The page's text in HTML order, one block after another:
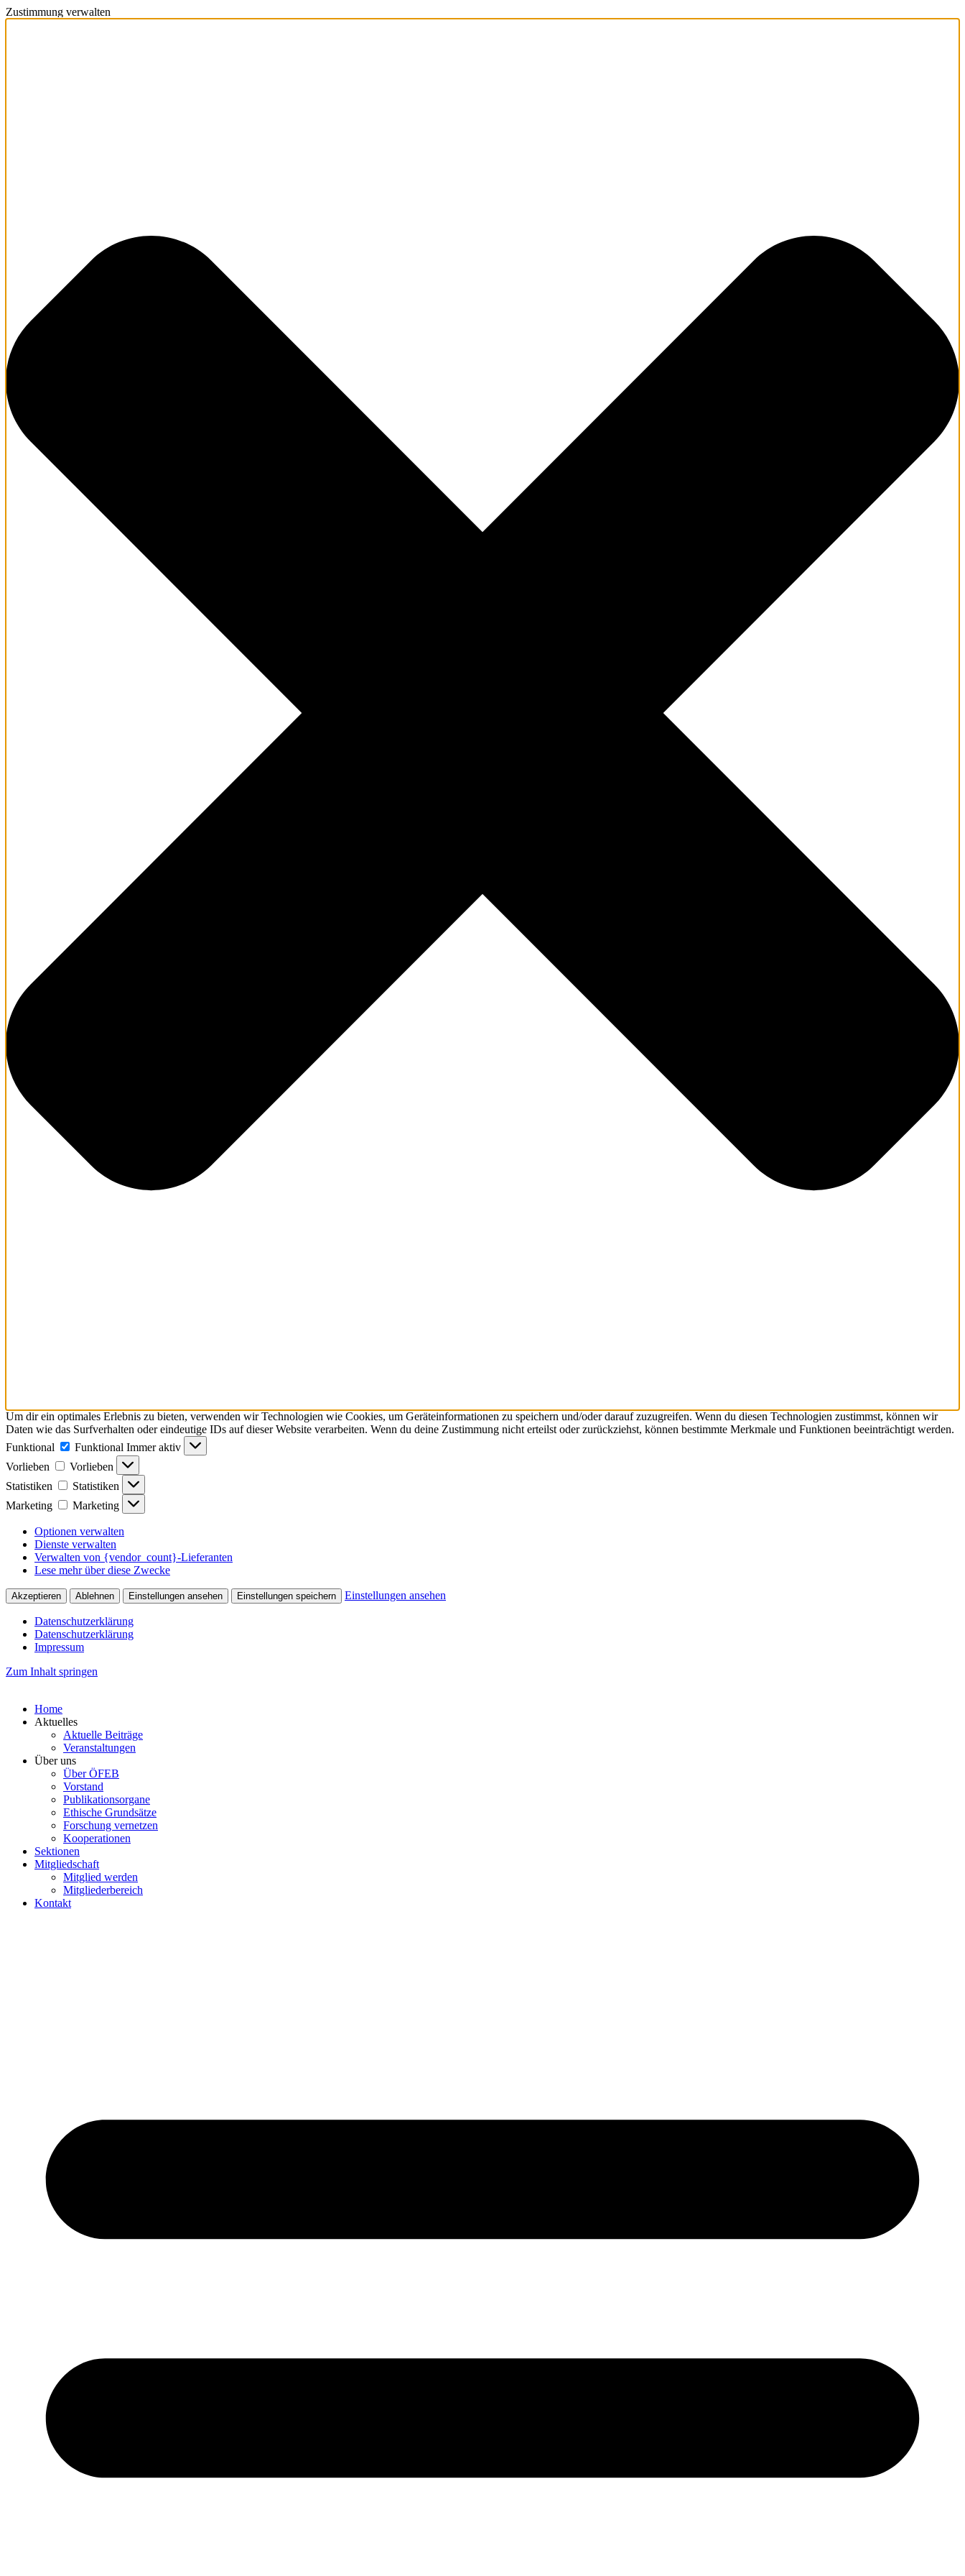
Zustimmung verwalten
Um dir ein optimales Erlebnis zu bieten, verwenden wir Technologien wie Cookies, um Geräteinformationen zu speichern und/oder darauf zuzugreifen. Wenn du diesen Technologien zustimmst, können wir
Daten wie das Surfverhalten oder eindeutige IDs auf dieser Website verarbeiten. Wenn du deine Zustimmung nicht erteilst oder zurückziehst, können bestimmte Merkmale und Funktionen beeinträchtigt werden.
Funktional
Funktional Immer aktiv
Vorlieben
Vorlieben
Statistiken
Statistiken
Marketing
Marketing
Optionen verwalten
Dienste verwalten
Verwalten von {vendor_count}-Lieferanten
Lese mehr über diese Zwecke
Akzeptieren Ablehnen Einstellungen ansehen Einstellungen speichern Einstellungen ansehen
Datenschutzerklärung
Datenschutzerklärung
Impressum
Zum Inhalt springen
Home
Aktuelles
Aktuelle Beiträge
Veranstaltungen
Über uns
Über ÖFEB
Vorstand
Publikationsorgane
Ethische Grundsätze
Forschung vernetzen
Kooperationen
Sektionen
Mitgliedschaft
Mitglied werden
Mitgliederbereich
Kontakt